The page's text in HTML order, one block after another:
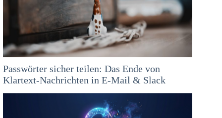
Passwörter sicher teilen: Das Ende von
Klartext-Nachrichten in E-Mail & Slack